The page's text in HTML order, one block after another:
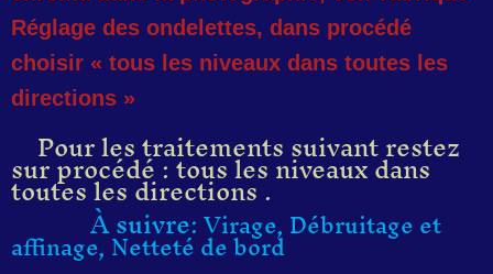
Réglage des ondelettes, dans procédé
choisir « tous les niveaux dans toutes les
directions »
Pour les traitements suivant restez
sur procédé : tous les niveaux dans
toutes les directions .
À suivre:Virage, Débruitage et
affinage, Netteté de bord